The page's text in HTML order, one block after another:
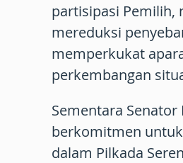
partisipasi Pemilih,
mereduksi
memperkukat
perkembangan
Sementara
berkomitmen
dalam Pilkada